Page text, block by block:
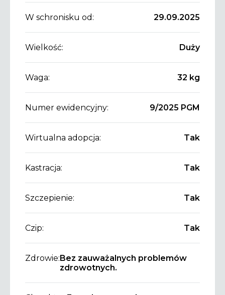
W schronisku od: 29.09.2025
Wielkość: Duży
Waga: 32 kg
Numer ewidencyjny: 9/2025 PGM
Wirtualna adopcja: Tak
Kastracja: Tak
Szczepienie: Tak
Czip: Tak
Zdrowie:Bez zauważalnych problemów
zdrowotnych.